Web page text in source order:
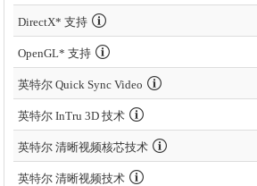
DirectX* 支持
OpenGL* 支持
英特尔 Quick Sync Video
英特尔 InTru 3D 技术
英特尔 清晰视频核芯技术
英特尔 清晰视频技术